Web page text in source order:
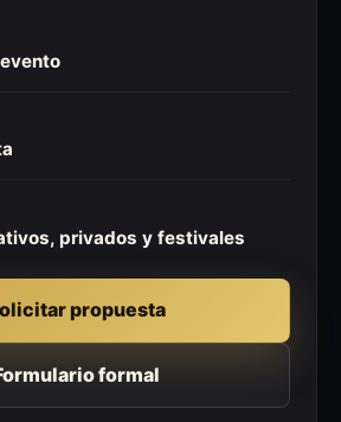
privados y festivales
propuesta
formal